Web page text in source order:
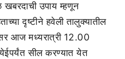
खबरदाची उपाय म्हणून
दृष्टीने हवेली तालुक्यातील
आज मध्यरात्री 12.00
सील करण्यात येत